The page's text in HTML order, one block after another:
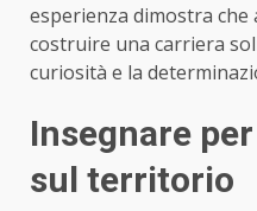
esperienza dimostra che
costruire una carriera
curiosità e la
Insegnare
sul territorio